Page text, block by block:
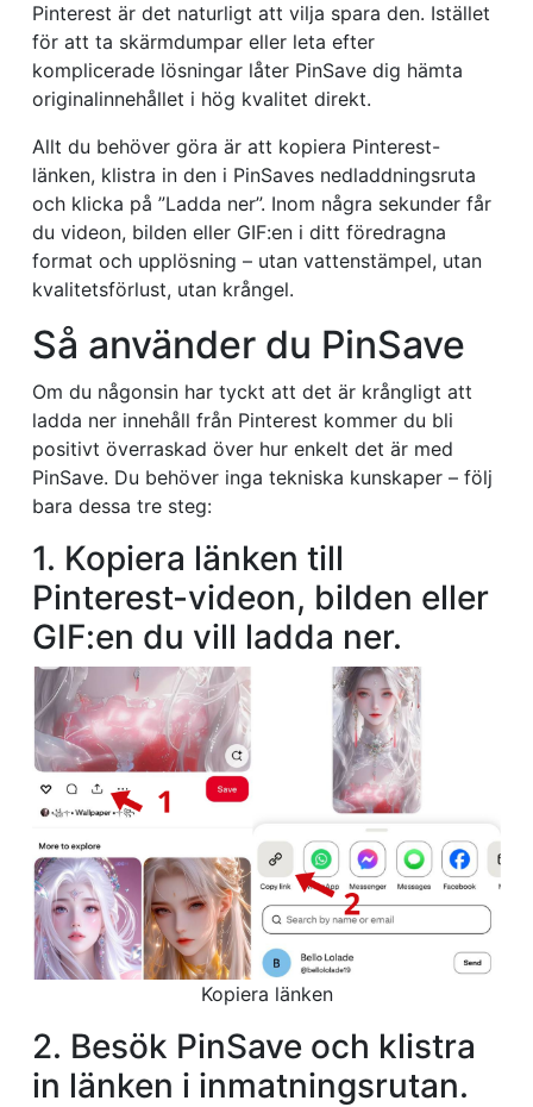
Pinterest är det naturligt att vilja spara den. Istället
för att ta skärmdumpar eller leta efter
komplicerade lösningar låter PinSave dig hämta
originalinnehållet i hög kvalitet direkt.
Allt du behöver göra är att kopiera Pinterest-
länken, klistra in den i PinSaves nedladdningsruta
och klicka på ”Ladda ner”. Inom några sekunder får
du videon, bilden eller GIF:en i ditt föredragna
format och upplösning – utan vattenstämpel, utan
kvalitetsförlust, utan krångel.
Så använder du PinSave
Om du någonsin har tyckt att det är krångligt att
ladda ner innehåll från Pinterest kommer du bli
positivt överraskad över hur enkelt det är med
PinSave. Du behöver inga tekniska kunskaper – följ
bara dessa tre steg:
1. Kopiera länken till
Pinterest-videon, bilden eller
GIF:en du vill ladda ner.
Kopiera länken
2. Besök PinSave och klistra
in länken i inmatningsrutan.